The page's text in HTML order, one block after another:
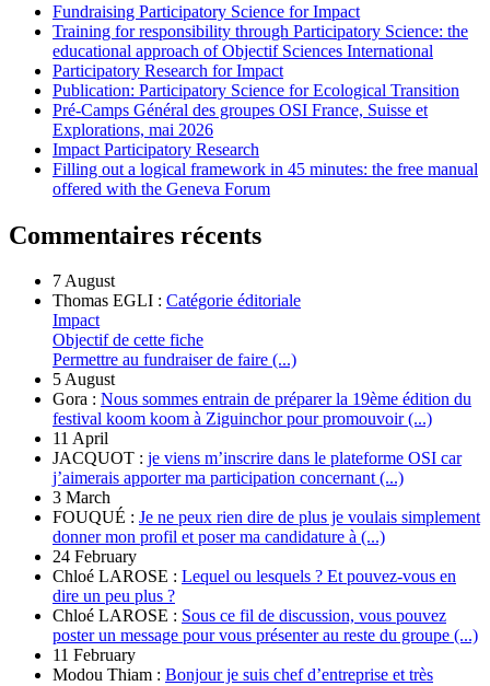
Fundraising Participatory Science for Impact
Training for responsibility through Participatory Science: the
educational approach of Objectif Sciences International
Participatory Research for Impact
Publication: Participatory Science for Ecological Transition
Pré-Camps Général des groupes OSI France, Suisse et
Explorations, mai 2026
Impact Participatory Research
Filling out a logical framework in 45 minutes: the free manual
offered with the Geneva Forum
Commentaires récents
7 August
Thomas EGLI : Catégorie éditoriale
Impact
Objectif de cette fiche
Permettre au fundraiser de faire (...)
5 August
Gora : Nous sommes entrain de préparer la 19ème édition du
festival koom koom à Ziguinchor pour promouvoir (...)
11 April
JACQUOT : je viens m’inscrire dans le plateforme OSI car
j’aimerais apporter ma participation concernant (...)
3 March
FOUQUÉ : Je ne peux rien dire de plus je voulais simplement
donner mon profil et poser ma candidature à (...)
24 February
Chloé LAROSE : Lequel ou lesquels ? Et pouvez-vous en
dire un peu plus ?
Chloé LAROSE : Sous ce fil de discussion, vous pouvez
poster un message pour vous présenter au reste du groupe (...)
11 February
Modou Thiam : Bonjour je suis chef d’entreprise et très